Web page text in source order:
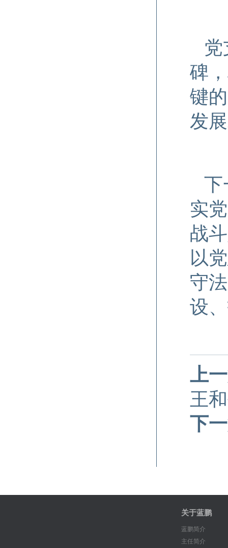
碑
键
发
下
实
战
以
守
设
上
王
下
关于蓝鹏
蓝鹏简介
主任简介